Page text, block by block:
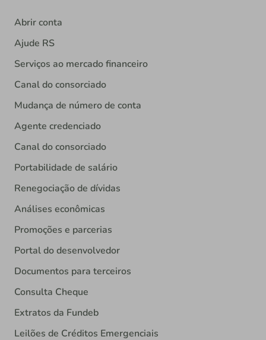
Abrir conta
Ajude RS
Serviços ao mercado financeiro
Canal do consorciado
Mudança de número de conta
Agente credenciado
Canal do consorciado
Portabilidade de salário
Renegociação de dívidas
Análises econômicas
Promoções e parcerias
Portal do desenvolvedor
Documentos para terceiros
Consulta Cheque
Extratos da Fundeb
Leilões de Créditos Emergenciais